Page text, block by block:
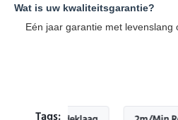
Wat is uw kwaliteitsgarantie?
Eén jaar garantie met levenslang